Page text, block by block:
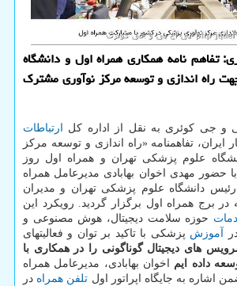
تفاهم نامه همکاری همراه اول و دانشگاه
راه اندازی و توسعه مرکز نوآوری مشترک
و جی کوئری به نقل از اداره کل ارتباطات
تفاهمنامه «راه اندازی و توسعه مرکز
علوم پزشکی تهران و همراه اول روز
شنبه ۱۵ مهر ۱۴۰۲ با حضور مهدی اخوان بهابادی مدیرعامل همراه
دانشگاه علوم پزشکی تهران و مدیران
برج همراه اول برگزار گردید. رویکرد این
حوزه سلامت دیجیتال، هوش مصنوعی و
آموزش پزشکی با تاکید بر توان و فعالیتهای
های دیجیتال گوناگونی را در همکاری با
داده ایم اخوان بهابادی، مدیرعامل همراه
اشاره به جایگاه اپراتور اول تلفن همراه در